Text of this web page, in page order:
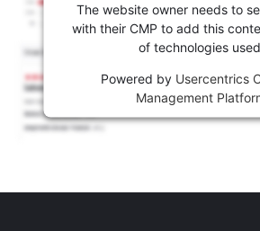
The website owner needs to
with their CMP to add this
of technologies
Powered by Usercentrics
Management